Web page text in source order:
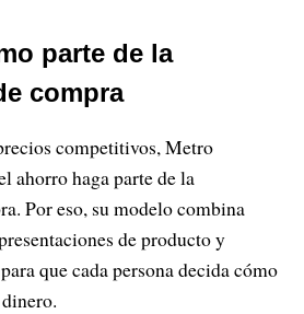
parte de la
compra
competitivos, Metro
ahorro haga parte de la
Por eso, su modelo combina
de producto y
que cada persona decida cómo